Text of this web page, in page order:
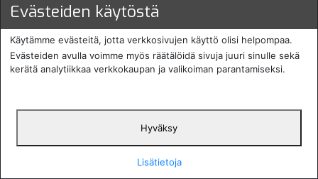
VAHAPINTAINEN
TEKSTIILITAKKIMUSTA
169,00 € 43 %
TEKSTIILITAKKIRUSKEA
169,00 € 43 %
ALE
Evästeiden käytöstä
Käytämme evästeitä, jotta verkkosivujen käyttö olisi helpompaa.
Evästeiden avulla voimme myös räätälöidä sivuja juuri sinulle sekä
kerätä analytiikkaa verkkokaupan ja valikoiman parantamiseksi.
Hyväksy
Lisätietoja